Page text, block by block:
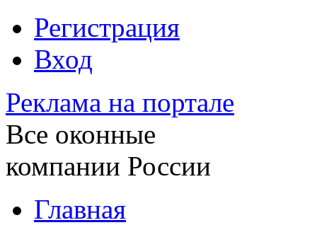
Регистрация
Вход
Реклама на портале
Все оконные
компании России
Главная